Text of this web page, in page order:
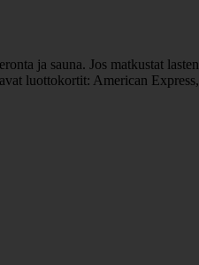
ja sauna. Jos matkustat
luottokortit: American